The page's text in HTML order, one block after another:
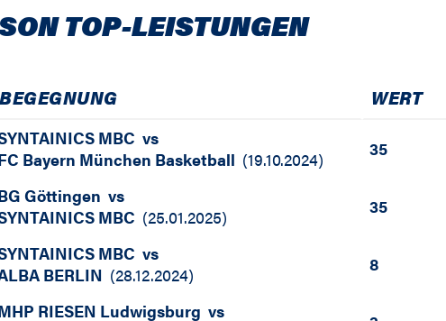
TOP-LEISTUNGEN
BEGEGNUNG WERT
MBC vs
Bayern München Basketball (19.10.2024) 35
Göttingen vs
MBC (25.01.2025) 35
MBC vs
BERLIN (28.12.2024) 8
RIESEN Ludwigsburg vs